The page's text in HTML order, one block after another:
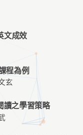
文成效
程為例
玄
讀之學習策略